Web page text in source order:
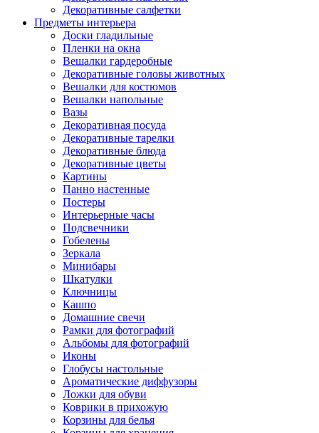
Декоративные салфетки
Предметы интерьера
Доски гладильные
Пленки на окна
Вешалки гардеробные
Декоративные головы животных
Вешалки для костюмов
Вешалки напольные
Вазы
Декоративная посуда
Декоративные тарелки
Декоративные блюда
Декоративные цветы
Картины
Панно настенные
Постеры
Интерьерные часы
Подсвечники
Гобелены
Зеркала
Минибары
Шкатулки
Ключницы
Кашпо
Домашние свечи
Рамки для фотографий
Альбомы для фотографий
Иконы
Глобусы настольные
Ароматические диффузоры
Ложки для обуви
Коврики в прихожую
Корзины для белья